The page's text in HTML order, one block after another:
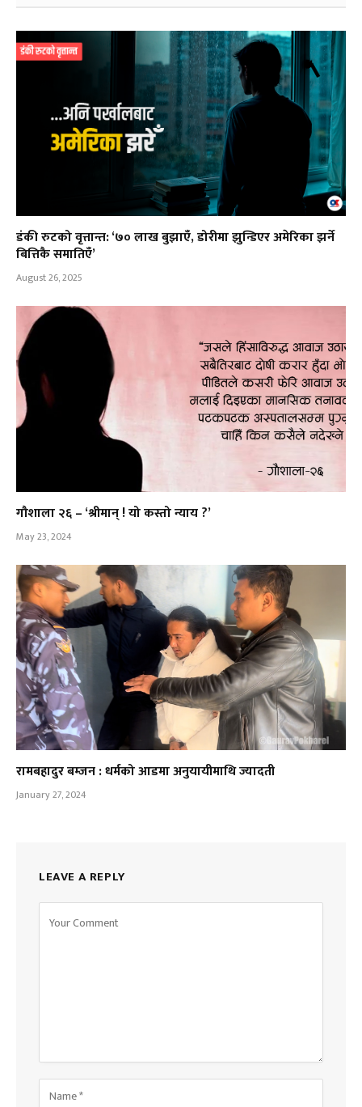
डंकी रुटको वृत्तान्त: ‘७० लाख बुझाएँ, डोरीमा झुन्डिएर अमेरिका झर्ने
बित्तिकै समातिएँ’
August 26, 2025
गौशाला २६ – ‘श्रीमान् ! यो कस्तो न्याय ?’
May 23, 2024
रामबहादुर बम्जन : धर्मको आडमा अनुयायीमाथि ज्यादती
January 27, 2024
LEAVE A REPLY